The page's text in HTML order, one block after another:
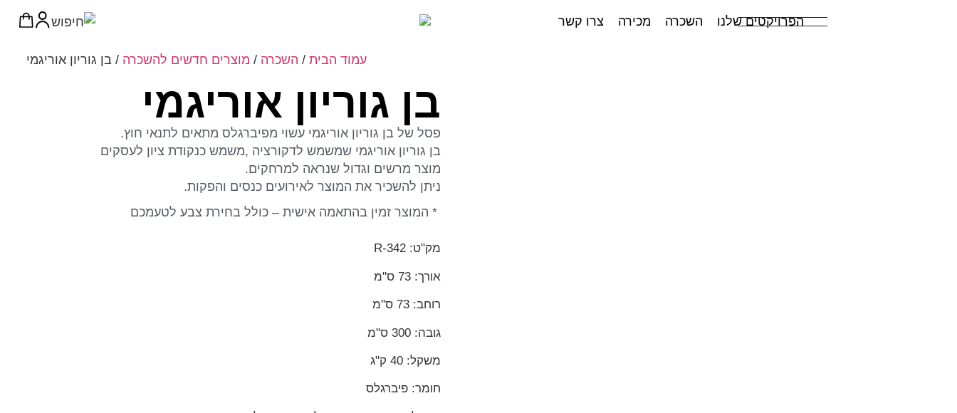
הפרויקטים שלנו השכרה מכירה צרו קשר
עמוד הבית / השכרה / מוצרים חדשים להשכרה / בן גוריון אוריגמי
בן גוריון אוריגמי
פסל של בן גוריון אוריגמי עשוי מפיברגלס מתאים לתנאי חוץ.
בן גוריון אוריגמי שמשמש לדקורציה ,משמש כנקודת ציון לעסקים
מוצר מרשים וגדול שנראה למרחקים.
ניתן להשכיר את המוצר לאירועים כנסים והפקות.
* המוצר זמין בהתאמה אישית – כולל בחירת צבע לטעמכם
מק"ט: R-342
אורך: 73 ס"מ
רוחב: 73 ס"מ
גובה: 300 ס"מ
משקל: 40 ק"ג
חומר: פיברגלס